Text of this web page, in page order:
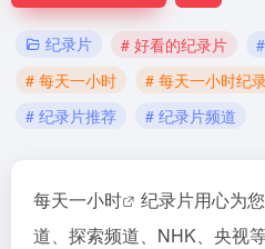
纪录片 # 好看的纪录片
# 每天一小时
# 每天一小时纪
# 纪录片推荐
# 纪录片频道
每天一小时
纪录片用心为
道、探索频道、NHK、央视